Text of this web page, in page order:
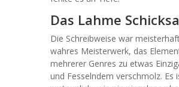
Das Lahme
Die Schreibweise war
wahres Meisterwerk, das
mehrerer Genres zu etwas
und Fesselndem verschmolz. Es